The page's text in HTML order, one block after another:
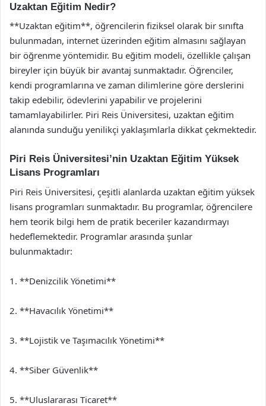
Uzaktan Eğitim Nedir?
**Uzaktan eğitim**, öğrencilerin fiziksel olarak bir sınıfta
bulunmadan, internet üzerinden eğitim almasını sağlayan
bir öğrenme yöntemidir. Bu eğitim modeli, özellikle çalışan
bireyler için büyük bir avantaj sunmaktadır. Öğrenciler,
kendi programlarına ve zaman dilimlerine göre derslerini
takip edebilir, ödevlerini yapabilir ve projelerini
tamamlayabilirler. Piri Reis Üniversitesi, uzaktan eğitim
alanında sunduğu yenilikçi yaklaşımlarla dikkat çekmektedir.
Piri Reis Üniversitesi’nin Uzaktan Eğitim Yüksek
Lisans Programları
Piri Reis Üniversitesi, çeşitli alanlarda uzaktan eğitim yüksek
lisans programları sunmaktadır. Bu programlar, öğrencilere
hem teorik bilgi hem de pratik beceriler kazandırmayı
hedeflemektedir. Programlar arasında şunlar
bulunmaktadır:
1. **Denizcilik Yönetimi**
2. **Havacılık Yönetimi**
3. **Lojistik ve Taşımacılık Yönetimi**
4. **Siber Güvenlik**
5. **Uluslararası Ticaret**